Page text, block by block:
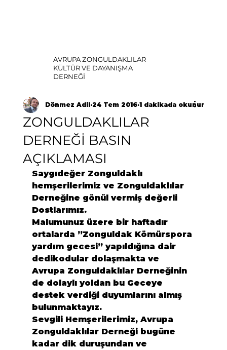
AVRUPA ZONGULDAKLILAR
KÜLTÜR VE DAYANIŞMA
DERNEĞİ
ZONGULDAKLILAR
DERNEĞİ BASIN
AÇIKLAMASI
Dönmez Adil 24 Tem 2016 1 dakikada okunur
Saygıdeğer Zonguldaklı
hemşerilerimiz ve Zonguldaklılar
Derneğine gönül vermiş değerli
Dostlarımız.
Malumunuz üzere bir haftadır
ortalarda ”Zonguldak Kömürspora
yardım gecesi” yapıldığına dair
dedikodular dolaşmakta ve
Avrupa Zonguldaklılar Derneğinin
de dolaylı yoldan bu Geceye
destek verdiği duyumlarını almış
bulunmaktayız.
Sevgili Hemşerilerimiz, Avrupa
Zonguldaklılar Derneği bugüne
kadar dik duruşundan ve